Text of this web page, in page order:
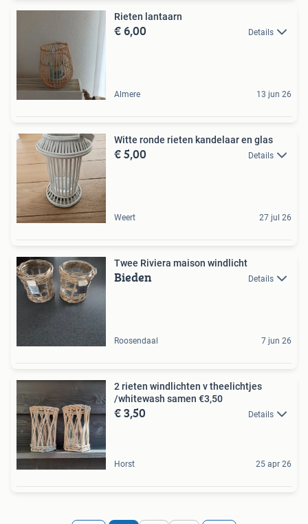
Rieten lantaarn
€ 6,00 Details
Almere 13 jun 26
Witte ronde rieten kandelaar en glas
€ 5,00 Details
Weert 27 jul 26
Twee Riviera maison windlicht
Bieden Details
Roosendaal 7 jun 26
2 rieten windlichten v theelichtjes
/whitewash samen €3,50
€ 3,50 Details
Horst 25 apr 26